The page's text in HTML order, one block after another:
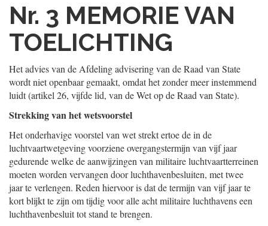
Nr. 3 MEMORIE VAN
TOELICHTING
Het advies van de Afdeling advisering van de Raad van State
wordt niet openbaar gemaakt, omdat het zonder meer instemmend
luidt (artikel 26, vijfde lid, van de Wet op de Raad van State).
Strekking van het wetsvoorstel
Het onderhavige voorstel van wet strekt ertoe de in de
luchtvaartwetgeving voorziene overgangstermijn van vijf jaar
gedurende welke de aanwijzingen van militaire luchtvaartterreinen
moeten worden vervangen door luchthavenbesluiten, met twee
jaar te verlengen. Reden hiervoor is dat de termijn van vijf jaar te
kort blijkt te zijn om tijdig voor alle acht militaire luchthavens een
luchthavenbesluit tot stand te brengen.